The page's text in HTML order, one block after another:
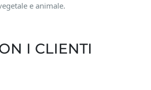
e animale.
I CLIENTI